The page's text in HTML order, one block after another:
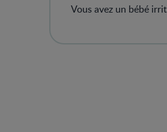
Vous avez un bébé